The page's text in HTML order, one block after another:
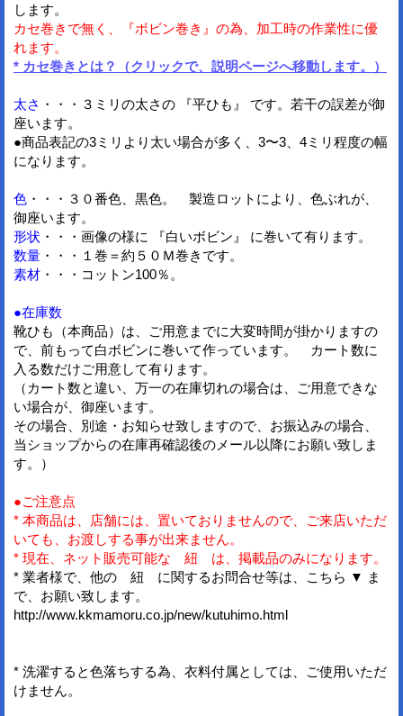
します。
カセ巻きで無く、『ボビン巻き』の為、加工時の作業性に優
れます。
* カセ巻きとは？（クリックで、説明ページへ移動します。）
太さ ・・・３ミリの太さの 『平ひも』 です。若干の誤差が御
座います。
●商品表記の3ミリより太い場合が多く、3〜3、4ミリ程度の幅
になります。
色 ・・・３０番色、黒色。 製造ロットにより、色ぶれが、
御座います。
形状 ・・・画像の様に 『白いボビン』 に巻いて有ります。
数量 ・・・１巻＝約５０Ｍ巻きです。
素材 ・・・コットン100％。
●在庫数
靴ひも（本商品）は、ご用意までに大変時間が掛かりますの
で、前もって白ボビンに巻いて作っています。 カート数に
入る数だけご用意して有ります。
（カート数と違い、万一の在庫切れの場合は、ご用意できな
い場合が、御座います。
その場合、別途・お知らせ致しますので、お振込みの場合、
当ショップからの在庫再確認後のメール以降にお願い致しま
す。）
●ご注意点
* 本商品は、店舗には、置いておりませんので、ご来店いただ
いても、お渡しする事が出来ません。
* 現在、ネット販売可能な 紐 は、掲載品のみになります。
* 業者様で、他の 紐 に関するお問合せ等は、こちら ▼ ま
で、お願い致します。
http://www.kkmamoru.co.jp/new/kutuhimo.html
* 洗濯すると色落ちする為、衣料付属としては、ご使用いただ
けません。